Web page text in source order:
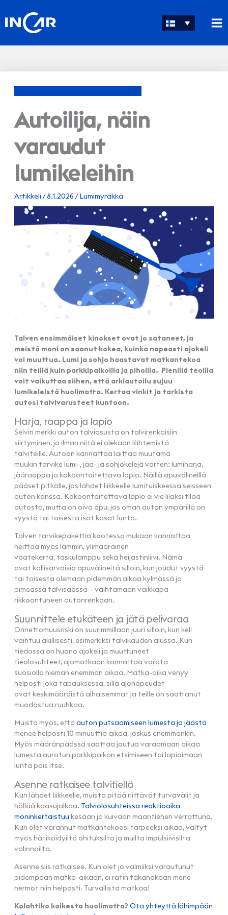
sisältöön
Autoilija, näin
varaudut
lumikeleihin
Artikkeli /8.1.2026 /Lumimyräkkä
Talven ensimmäiset kinokset ovat jo sataneet, ja
meistä moni on saanut kokea, kuinka nopeasti ajokeli
voi muuttua. Lumi ja sohjo haastavat matkantekoa
niin teillä kuin parkkipaikoilla ja pihoilla. Pienillä teoilla
voit vaikuttaa siihen, että arkiautoilu sujuu
lumikeleistä huolimatta. Kertaa vinkit ja tarkista
autosi talvivarusteet kuntoon.
Harja, raappa ja lapio
Selvin merkki auton talviasusta on talvirenkaisiin
siirtyminen, ja ilman niitä ei olekaan lähtemistä
talviteille. Autoon kannattaa laittaa muutama
muukin tarvike lumi-, jää- ja sohjokelejä varten: lumiharja,
jääraappa ja kokoontaitettava lapio. Näillä apuvälineillä
pääset pitkälle, jos lähdet liikkeelle lumituiskeessa seisseen
auton kanssa. Kokoontaitettava lapio ei vie liiaksi tilaa
autosta, mutta on oiva apu, jos oman auton ympärillä on
syystä tai toisesta isot kasat lunta.
Talven tarvikepakettia kootessa mukaan kannattaa
heittää myös lämmin, ylimääräinen
vaatekerta, taskulamppu sekä heijastinliivi. Nämä
ovat kallisarvoisia apuvälineitä silloin, kun joudut syystä
tai toisesta olemaan pidemmän aikaa kylmässä ja
pimeässä talvisäässä – vaihtamaan vaikkapa
rikkoontuneen autonrenkaan.
Suunnittele etukäteen ja jätä pelivaraa
Onnettomuusriski on suurimmillaan juuri silloin, kun keli
vaihtuu äkillisesti, esimerkiksi talvikauden alussa. Kun
tiedossa on huono ajokeli ja muuttuneet
tieolosuhteet, ajomatkaan kannattaa varata
suosiolla hieman enemmän aikaa. Matka-aika venyy
helposti joka tapauksessa, sillä ajonopeudet
ovat keskimääräistä alhaisemmat ja teille on saattanut
muodostua ruuhkaa.
Muista myös, että auton putsaamiseen lumesta ja jäästä
menee helposti 10 minuuttia aikaa, joskus enemmänkin.
Myös määränpäässä saattaa joutua varaamaan aikaa
lumesta auratun parkkipaikan etsimiseen tai lapioimaan
lunta pois itse.
Asenne ratkaisee talvitiellä
Kun lähdet liikkeelle, muista pitää riittävät turvavälit ja
höllää kaasujalkaa. Talviolosuhteissa reaktioaika
moninkertaistuu kesään ja kuivaan maantiehen verrattuna.
Kun olet varannut matkantekoosi tarpeeksi aikaa, vältyt
myös hätiköidyiltä ohituksilta ja muilta impulsiivisilta
valinnoilta.
Asenne siis ratkaisee. Kun olet jo valmiiksi varautunut
pidempään matka-aikaan, ei ratin takanakaan mene
hermot niin helposti. Turvallista matkaa!
Kolahtiko kaikesta huolimatta? Ota yhteyttä lähimpään